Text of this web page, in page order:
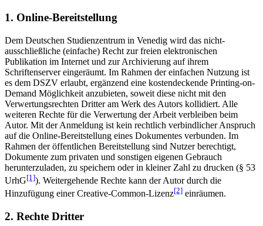
1. Online-Bereitstellung
Dem Deutschen Studienzentrum in Venedig wird das nicht-
ausschließliche (einfache) Recht zur freien elektronischen
Publikation im Internet und zur Archivierung auf ihrem
Schriftenserver eingeräumt. Im Rahmen der einfachen Nutzung ist
es dem DSZV erlaubt, ergänzend eine kostendeckende Printing-on-
Demand Möglichkeit anzubieten, soweit diese nicht mit den
Verwertungsrechten Dritter am Werk des Autors kollidiert. Alle
weiteren Rechte für die Verwertung der Arbeit verbleiben beim
Autor. Mit der Anmeldung ist kein rechtlich verbindlicher Anspruch
auf die Online-Bereitstellung eines Dokumentes verbunden. Im
Rahmen der öffentlichen Bereitstellung sind Nutzer berechtigt,
Dokumente zum privaten und sonstigen eigenen Gebrauch
herunterzuladen, zu speichern oder in kleiner Zahl zu drucken (§ 53
UrhG[1]). Weitergehende Rechte kann der Autor durch die
Hinzufügung einer Creative-Common-Lizenz[2] einräumen.
2. Rechte Dritter